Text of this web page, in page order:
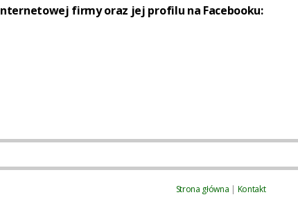
firmy oraz jej profilu na Facebooku:
Strona główna | Kontakt